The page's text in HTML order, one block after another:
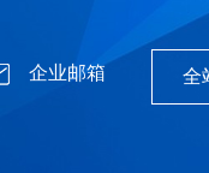
企业邮箱